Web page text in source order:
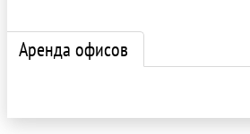
Аренда офисов